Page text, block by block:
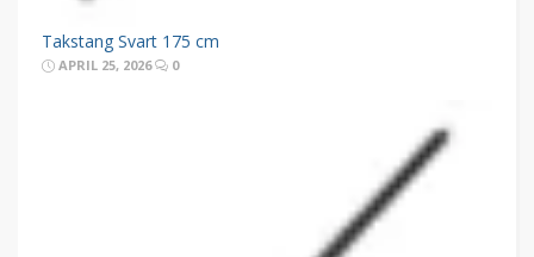
Takstang Svart 175 cm
APRIL 25, 2026 0